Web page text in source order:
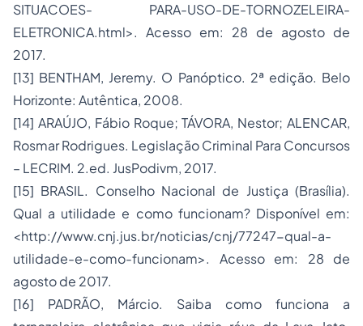
SITUACOES- PARA-USO-DE-TORNOZELEIRA-
ELETRONICA.html>. Acesso em: 28 de agosto de
2017.
[13] BENTHAM, Jeremy. O Panóptico. 2ª edição. Belo
Horizonte: Autêntica, 2008.
[14] ARAÚJO, Fábio Roque; TÁVORA, Nestor; ALENCAR,
Rosmar Rodrigues. Legislação Criminal Para Concursos
– LECRIM. 2.ed. JusPodivm, 2017.
[15] BRASIL. Conselho Nacional de Justiça (Brasília).
Qual a utilidade e como funcionam? Disponível em:
<http://www.cnj.jus.br/noticias/cnj/77247-qual-a-
utilidade-e-como-funcionam>. Acesso em: 28 de
agosto de 2017.
[16] PADRÃO, Márcio. Saiba como funciona a